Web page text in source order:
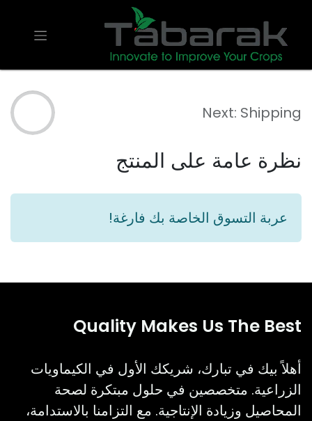
Next: Shipping
نظرة عامة على المنتج
عربة التسوق الخاصة بك فارغة!
Quality Makes Us The Best
أهلاً بيك في تبارك، شريكك الأول في الكيماويات
الزراعية. متخصصين في حلول مبتكرة لصحة
المحاصيل وزيادة الإنتاجية. مع التزامنا بالاستدامة،